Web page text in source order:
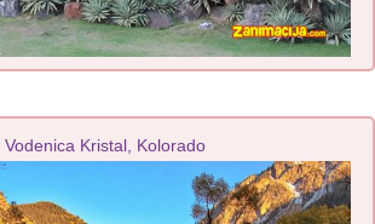
Vodenica Kristal, Kolorado